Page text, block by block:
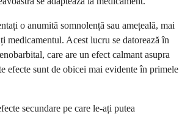
o anumită somnolență sau amețeală, mai
medicamentul. Acest lucru se datorează în
care are un efect calmant asupra
efecte sunt de obicei mai evidente în primele
secundare pe care le-ați putea